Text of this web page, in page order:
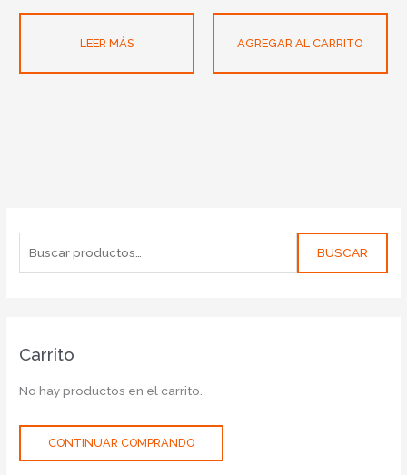
BUSCAR
Carrito
No hay productos en el carrito.
CONTINUAR COMPRANDO
LEER MÁS AGREGAR AL CARRITO